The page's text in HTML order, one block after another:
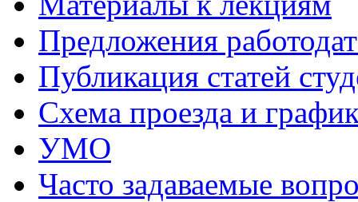
Предложения
Публикация статей
Схема проезда и
УМО
Часто задаваемые